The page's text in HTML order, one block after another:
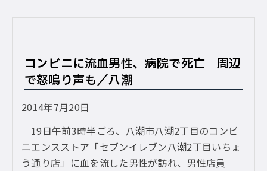
コンビニに流血男性、病院で死亡 周辺
で怒鳴り声も／八潮
2014年7月20日
19日午前3時半ごろ、八潮市八潮2丁目のコンビ
ニエンスストア「セブンイレブン八潮2丁目いちょ
う通り店」に血を流した男性が訪れ、男性店員